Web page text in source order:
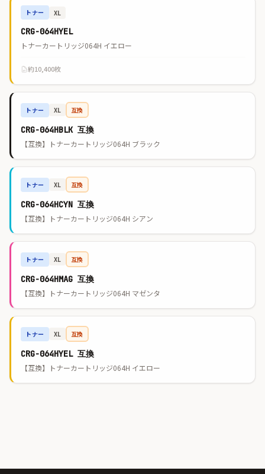
トナー XL
CRG-064HYEL
トナーカートリッジ064H イエロー
約10,400枚
トナー XL 互換
CRG-064HBLK 互換
【互換】トナーカートリッジ064H ブラック
トナー XL 互換
CRG-064HCYN 互換
【互換】トナーカートリッジ064H シアン
トナー XL 互換
CRG-064HMAG 互換
【互換】トナーカートリッジ064H マゼンタ
トナー XL 互換
CRG-064HYEL 互換
【互換】トナーカートリッジ064H イエロー